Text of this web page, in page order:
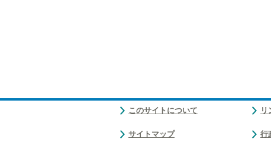
このサイトについて
サイトマップ
リ
行